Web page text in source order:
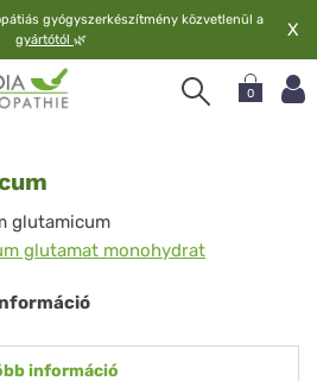
gyógyszerkészítmény közvetlenül a
gyártótól 🌿 X
0
glutamicum
glutamat monohydrat
információ